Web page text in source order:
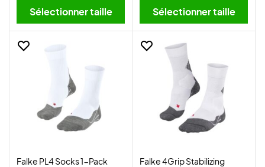
Sélectionner taille Sélectionner taille
Falke PL4 Socks 1-Pack
Falke 4Grip Stabilizing